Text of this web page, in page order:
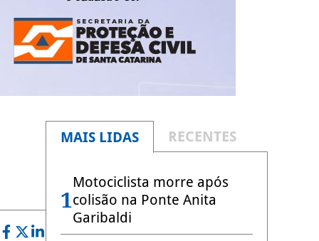
MAIS LIDAS RECENTES
1
Motociclista morre após
colisão na Ponte Anita
Garibaldi